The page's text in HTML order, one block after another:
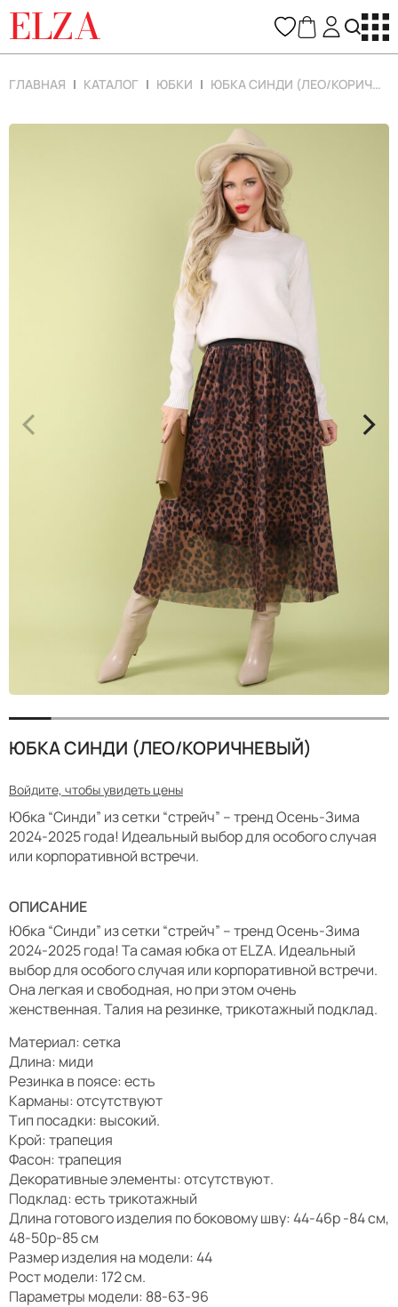
ELZA
ГЛАВНАЯ КАТАЛОГ ЮБКИ ЮБКА СИНДИ (ЛЕО/КОРИЧНЕВЫЙ)
< >
ЮБКА СИНДИ (ЛЕО/КОРИЧНЕВЫЙ)
Войдите, чтобы увидеть цены
Юбка “Синди” из сетки “стрейч” – тренд Осень-Зима
2024-2025 года! Идеальный выбор для особого случая
или корпоративной встречи.
ОПИСАНИЕ
Юбка “Синди” из сетки “стрейч” – тренд Осень-Зима
2024-2025 года! Та самая юбка от ELZA. Идеальный
выбор для особого случая или корпоративной встречи.
Она легкая и свободная, но при этом очень
женственная. Талия на резинке, трикотажный подклад.
Материал: сетка
Длина: миди
Резинка в поясе: есть
Карманы: отсутствуют
Тип посадки: высокий.
Крой: трапеция
Фасон: трапеция
Декоративные элементы: отсутствуют.
Подклад: есть трикотажный
Длина готового изделия по боковому шву: 44-46р -84 см,
48-50р-85 см
Размер изделия на модели: 44
Рост модели: 172 см.
Параметры модели: 88-63-96